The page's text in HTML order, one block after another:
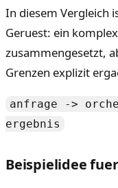
In diesem Vergleich
Geruest: ein
zusammengesetzt,
Grenzen explizit
anfrage ->
ergebnis
Beispielidee